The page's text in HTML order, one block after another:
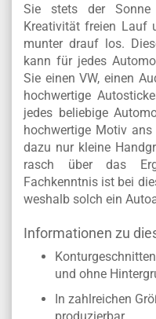
Sie stets der Sonne
Kreativität freien Lauf
munter drauf los.
kann für jedes
Sie einen VW, einen
hochwertige
jedes beliebige
hochwertige Motiv
dazu nur kleine
rasch über das
Fachkenntnis ist bei
weshalb solch ein
Informationen zu
und ohne
In zahlreichen